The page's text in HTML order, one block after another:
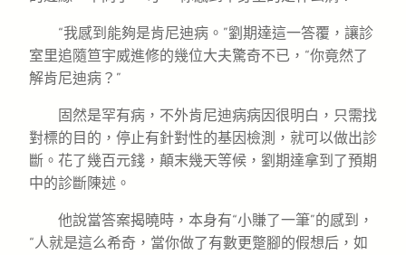
“我感到能夠是肯尼迪病。”劉期達這一答覆，讓診
室里追隨笪宇威進修的幾位大夫驚奇不已，“你竟然了
解肯尼迪病？”
固然是罕有病，不外肯尼迪病病因很明白，只需找
對標的目的，停止有針對性的基因檢測，就可以做出診
斷。花了幾百元錢，顛末幾天等候，劉期達拿到了預期
中的診斷陳述。
他說當答案揭曉時，本身有“小賺了一筆”的感到，
“人就是這么希奇，當你做了有數更蹩腳的假想后，如